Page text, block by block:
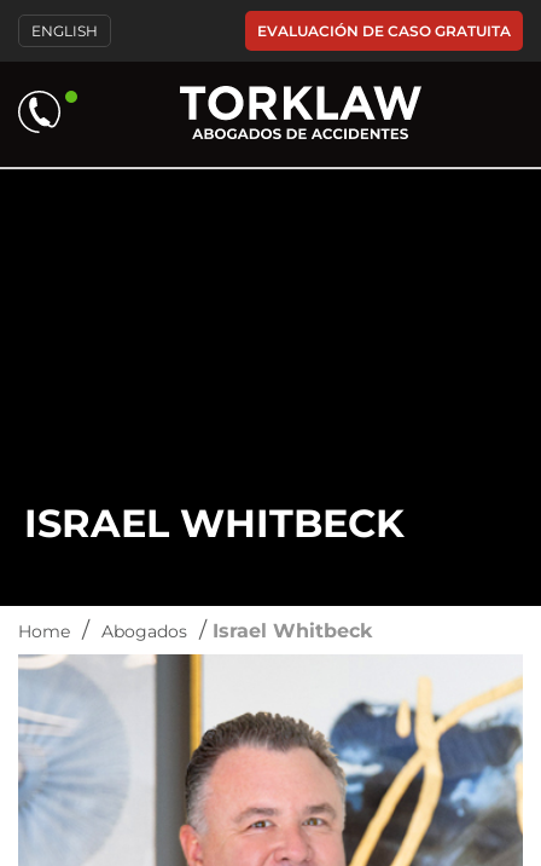
Please
note:
This
includes
an
ENGLISH EVALUACIÓN DE CASO GRATUITA
ISRAEL WHITBECK
Home / Abogados / Israel Whitbeck